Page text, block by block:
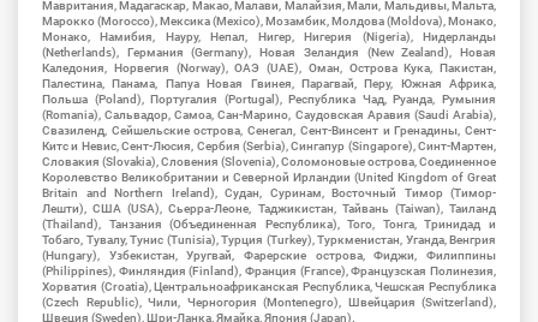
Мавритания, Мадагаскар, Макао, Малави, Малайзия, Мали, Мальдивы, Мальта,
Марокко (Morocco), Мексика (Mexico), Мозамбик, Молдова (Moldova), Монако,
Монако, Намибия, Науру, Непал, Нигер, Нигерия (Nigeria), Нидерланды
(Netherlands), Германия (Germany), Новая Зеландия (New Zealand), Новая
Каледония, Норвегия (Norway), ОАЭ (UAE), Оман, Острова Кука, Пакистан,
Палестина, Панама, Папуа Новая Гвинея, Парагвай, Перу, Южная Африка,
Польша (Poland), Португалия (Portugal), Республика Чад, Руанда, Румыния
(Romania), Сальвадор, Самоа, Сан-Марино, Саудовская Аравия (Saudi Arabia),
Свазиленд, Сейшельские острова, Сенегал, Сент-Винсент и Гренадины, Сент-
Китс и Невис, Сент-Люсия, Сербия (Serbia), Сингапур (Singapore), Синт-Мартен,
Словакия (Slovakia), Словения (Slovenia), Соломоновые острова, Соединенное
Королевство Великобритании и Северной Ирландии (United Kingdom of Great
Britain and Northern Ireland), Судан, Суринам, Восточный Тимор (Тимор-
Лешти), США (USA), Сьерра-Леоне, Таджикистан, Тайвань (Taiwan), Таиланд
(Thailand), Танзания (Объединенная Республика), Того, Тонга, Тринидад и
Тобаго, Тувалу, Тунис (Tunisia), Турция (Turkey), Туркменистан, Уганда, Венгрия
(Hungary), Узбекистан, Уругвай, Фарерские острова, Фиджи, Филиппины
(Philippines), Финляндия (Finland), Франция (France), Французская Полинезия,
Хорватия (Croatia), Центральноафриканская Республика, Чешская Республика
(Czech Republic), Чили, Черногория (Montenegro), Швейцария (Switzerland),
Швеция (Sweden), Шри-Ланка, Ямайка, Япония (Japan).